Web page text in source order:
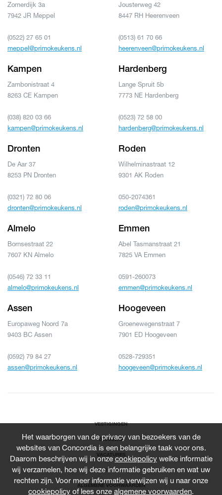
Zomerdijk 3a
7942 JR Meppel
(0522) 27 65 01
meppel@primokeukens.nl
Jousterweg 42
8447 RH Heerenveen
(0513) 61 70 66
heerenveen@primokeukens.nl
Kampen
Zambonistraat 4
8263 CE Kampen
(038) 820 03 66
kampen@primokeukens.nl
Hardenberg
Lange Spruit 5b
7773 NE Hardenberg
(0523) 72 58 00
hardenberg@primokeukens.nl
Dronten
De Aar 37
8253 PN Dronten
(0321) 72 80 06
dronten@primokeukens.nl
Roden
Wilhelminastraat 12
9301 AK Roden
050-2074361
roden@primokeukens.nl
Almelo
Bornsestraat 22
7607 KN Almelo
(0546) 72 33 11
almelo@primokeukens.nl
Emmen
Abel Tasmanstraat 21
7825 VA Emmen
0591-260073
emmen@primokeukens.nl
Assen
Europaweg Noord 7a
9403 BC Assen
(0592) 79 84 27
assen@primokeukens.nl
Hoogeveen
Groenewegenstraat 7
7901 ED Hoogeveen
0528-729351
hoogeveen@primokeukens.nl
VESTIGINGEN
GARANTIE
VACATURES
NIEUWS
ALGEMENE VOORWAARDEN
Het waarborgen van de privacy van bezoekers van de
websites van Concordia is een belangrijke taak voor ons.
Daarom beschrijven wij in onzecookiepolicywelke informatie
wij verzamelen, hoe wij deze informatie gebruiken en wat uw
rechten zijn. Voor meer informatie verwijzen wij u naar onze
cookiepolicy of lees onze algemene voorwaarden.